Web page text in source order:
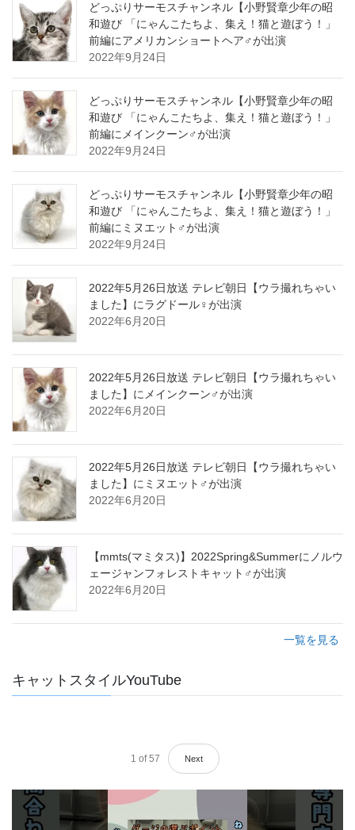
どっぷりサーモスチャンネル【小野賢章少年の昭
和遊び 「にゃんこたちよ、集え！猫と遊ぼう！」
前編にアメリカンショートヘア♂が出演
2022年9月24日
どっぷりサーモスチャンネル【小野賢章少年の昭
和遊び 「にゃんこたちよ、集え！猫と遊ぼう！」
前編にメインクーン♂が出演
2022年9月24日
どっぷりサーモスチャンネル【小野賢章少年の昭
和遊び 「にゃんこたちよ、集え！猫と遊ぼう！」
前編にミヌエット♂が出演
2022年9月24日
2022年5月26日放送 テレビ朝日【ウラ撮れちゃい
ました】にラグドール♀が出演
2022年6月20日
2022年5月26日放送 テレビ朝日【ウラ撮れちゃい
ました】にメインクーン♂が出演
2022年6月20日
2022年5月26日放送 テレビ朝日【ウラ撮れちゃい
ました】にミヌエット♂が出演
2022年6月20日
【mmts(マミタス)】2022Spring&Summerにノルウ
ェージャンフォレストキャット♂が出演
2022年6月20日
一覧を見る
キャットスタイルYouTube
1 of 57 Next